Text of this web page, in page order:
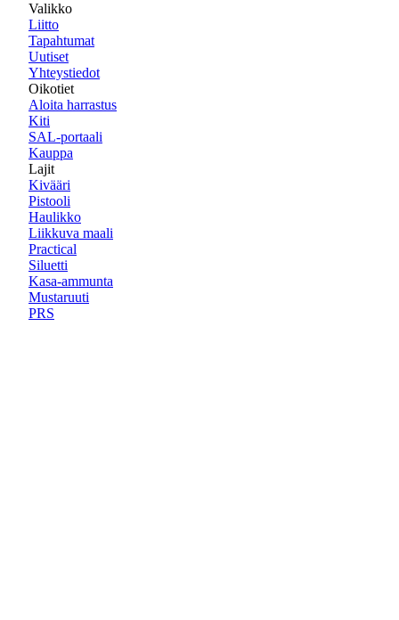
Valikko
Liitto
Tapahtumat
Uutiset
Yhteystiedot
Oikotiet
Aloita harrastus
Kiti
SAL-portaali
Kauppa
Lajit
Kivääri
Pistooli
Haulikko
Liikkuva maali
Practical
Siluetti
Kasa-ammunta
Mustaruuti
PRS